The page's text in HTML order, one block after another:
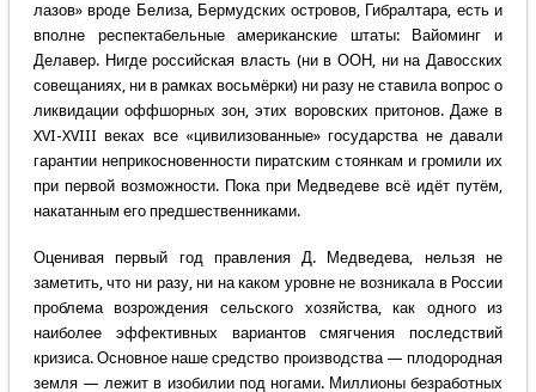
лазов» вроде Белиза, Бермудских островов, Гибралтара, есть и
вполне респектабельные американские штаты: Вайоминг и
Делавер. Нигде российская власть (ни в ООН, ни на Давосских
совещаниях, ни в рамках восьмёрки) ни разу не ставила вопрос о
ликвидации оффшорных зон, этих воровских притонов. Даже в
XVI-XVIII веках все «цивилизованные» государства не давали
гарантии неприкосновенности пиратским стоянкам и громили их
при первой возможности. Пока при Медведеве всё идёт путём,
накатанным его предшественниками.
Оценивая первый год правления Д. Медведева, нельзя не
заметить, что ни разу, ни на каком уровне не возникала в России
проблема возрождения сельского хозяйства, как одного из
наиболее эффективных вариантов смягчения последствий
кризиса. Основное наше средство производства — плодородная
земля — лежит в изобилии под ногами. Миллионы безработных